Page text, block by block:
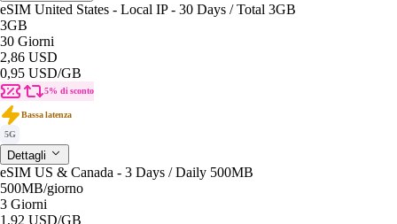
eSIM United States - Local IP - 30 Days / Total 3GB
3GB
30 Giorni
2,86 USD
0,95 USD/GB
5% di sconto
Bassa latenza
5G
Dettagli
eSIM US & Canada - 3 Days / Daily 500MB
500MB/giorno
3 Giorni
1,92 USD/GB